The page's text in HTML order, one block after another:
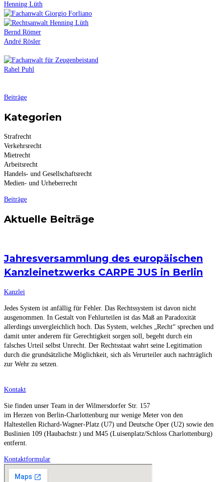
Henning Lüth
Bernd Römer
André Rösler
Rahel Puhl
Beiträge
Kategorien
Strafrecht
Verkehrsrecht
Mietrecht
Arbeitsrecht
Handels- und Gesellschaftsrecht
Medien- und Urheberrecht
Beiträge
Aktuelle Beiträge
Jahresversammlung des europäischen
Kanzleinetzwerks CARPE JUS in Berlin
Kanzlei
Jedes System ist anfällig für Fehler. Das Rechtssystem ist davon nicht
ausgenommen. In Gestalt von Fehlurteilen ist das Maß an Paradoxität
allerdings unvergleichlich hoch. Das System, welches „Recht“ sprechen und
damit unter anderem für Gerechtigkeit sorgen soll, begeht durch ein
falsches Urteil selbst Unrecht. Der Rechtsstaat wahrt seine Legitimation
durch die grundsätzliche Möglichkeit, sich als Verurteiler auch nachträglich
zur Wehr zu setzen.
Kontakt
Sie finden unser Team in der Wilmersdorfer Str. 157
im Herzen von Berlin-Charlottenburg nur wenige Meter von den
Haltestellen Richard-Wagner-Platz (U7) und Deutsche Oper (U2) sowie den
Buslinien 109 (Haubachstr.) und M45 (Luisenplatz/Schloss Charlottenburg)
entfernt.
Kontaktformular